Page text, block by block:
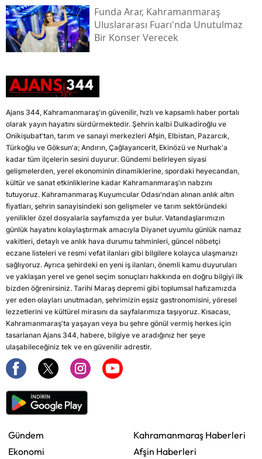
Funda Arar, Kahramanmaraş
Uluslararası Fuarı'nda Unutulmaz
Bir Konser Verecek
Ajans 344, Kahramanmaraş'ın güvenilir, hızlı ve kapsamlı haber portalı
olarak yayın hayatını sürdürmektedir. Şehrin kalbi Dulkadiroğlu ve
Onikişubat'tan, tarım ve sanayi merkezleri Afşin, Elbistan, Pazarcık,
Türkoğlu ve Göksun'a; Andırın, Çağlayancerit, Ekinözü ve Nurhak'a
kadar tüm ilçelerin sesini duyurur. Gündemi belirleyen siyasi
gelişmelerden, yerel ekonominin dinamiklerine, spordaki heyecandan,
kültür ve sanat etkinliklerine kadar Kahramanmaraş'ın nabzını
tutuyoruz. Kahramanmaraş Kuyumcular Odası'ndan alınan anlık altın
fiyatları, şehrin sanayisindeki son gelişmeler ve tarım sektöründeki
yenilikler özel dosyalarla sayfamızda yer bulur. Vatandaşlarımızın
günlük hayatını kolaylaştırmak amacıyla Diyanet uyumlu günlük namaz
vakitleri, detaylı ve anlık hava durumu tahminleri, güncel nöbetçi
eczane listeleri ve resmi vefat ilanları gibi bilgilere kolayca ulaşmanızı
sağlıyoruz. Ayrıca şehirdeki en yeni iş ilanları, önemli kamu duyuruları
ve yaklaşan yerel ve genel seçim sonuçları hakkında en doğru bilgiyi ilk
bizden öğrenirsiniz. Tarihi Maraş depremi gibi toplumsal hafızamızda
yer eden olayları unutmadan, şehrimizin eşsiz gastronomisini, yöresel
lezzetlerini ve kültürel mirasını da sayfalarımıza taşıyoruz. Kısacası,
Kahramanmaraş'ta yaşayan veya bu şehre gönül vermiş herkes için
tasarlanan Ajans 344, habere, bilgiye ve aradığınız her şeye
ulaşabileceğiniz tek ve en güvenilir adrestir.
Gündem
Ekonomi
Kahramanmaraş Haberleri
Afşin Haberleri